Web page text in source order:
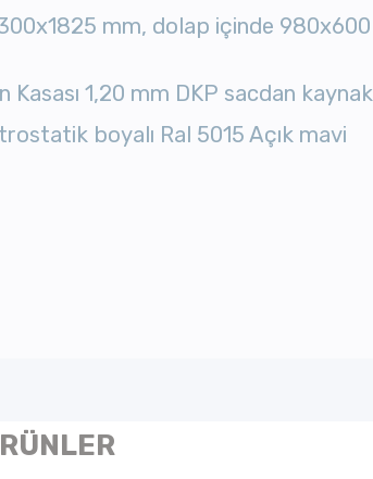
mm, dolap içinde
Kasası 1,20 mm DKP sacdan
boyalı Ral 5015 Açık mavi